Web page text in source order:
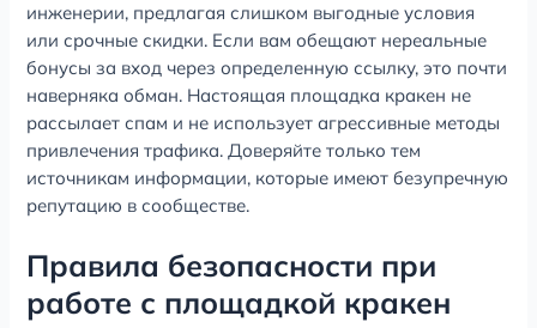
инженерии, предлагая слишком выгодные условия
или срочные скидки. Если вам обещают нереальные
бонусы за вход через определенную ссылку, это почти
наверняка обман. Настоящая площадка кракен не
рассылает спам и не использует агрессивные методы
привлечения трафика. Доверяйте только тем
источникам информации, которые имеют безупречную
репутацию в сообществе.
Правила безопасности при
работе с площадкой кракен